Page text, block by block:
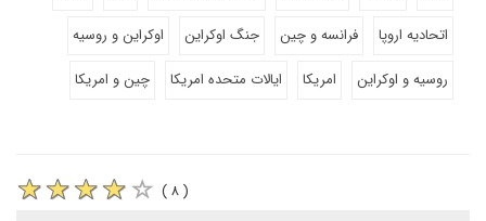
اتحادیه اروپا
فرانسه و چین جنگ اوکراین
اوکراین و روسیه
روسیه و اوکراین
امریکا ایالات متحده امریکا چین و امریکا
( ۸ )